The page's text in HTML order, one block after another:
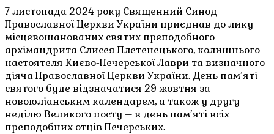
7 листопада 2024 року Священний Синод
Православної Церкви України приєднав до лику
місцевошанованих святих преподобного
архімандрита Єлисея Плетенецького, колишнього
настоятеля Києво-Печерської Лаври та визначного
діяча Православної Церкви України. День пам’яті
святого буде відзначатися 29 жовтня за
новоюліанським календарем, а також у другу
неділю Великого посту – в день пам’яті всіх
преподобних отців Печерських.